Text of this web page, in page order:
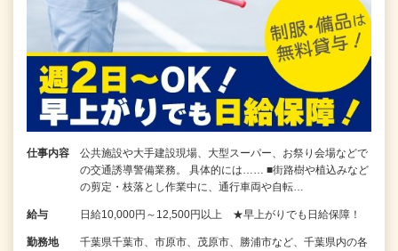
仕事内容
公共施設や大手建設現場、大型スーパー、お祭り会場などで
の交通誘導警備業務。 具体的には…… ■街路樹や植込みなど
の剪定・枝落とし作業中に、通行車両や自転…
給与 日給10,000円～12,500円以上 ★早上がりでも日給保障！
勤務地
千葉県千葉市、市原市、茂原市、勝浦市など、千葉県内の各